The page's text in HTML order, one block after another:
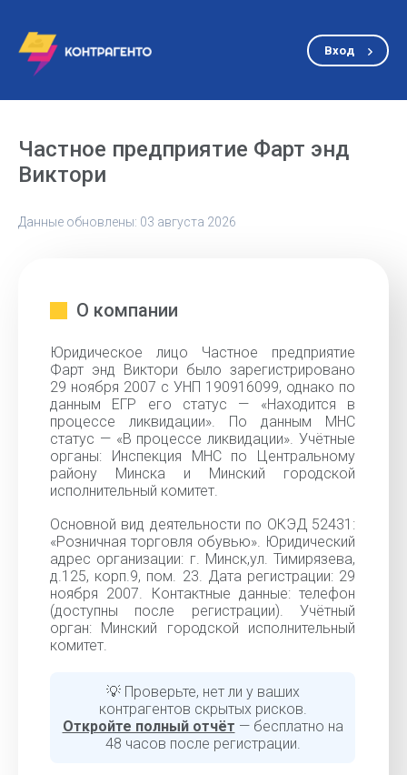
Вход
Частное предприятие Фарт энд
Виктори
Данные обновлены: 03 августа 2026
О компании
Юридическое лицо Частное предприятие
Фарт энд Виктори было зарегистрировано
29 ноября 2007 с УНП 190916099, однако по
данным ЕГР его статус — «Находится в
процессе ликвидации». По данным МНС
статус — «В процессе ликвидации». Учётные
органы: Инспекция МНС по Центральному
району Минска и Минский городской
исполнительный комитет.
Основной вид деятельности по ОКЭД 52431:
«Розничная торговля обувью». Юридический
адрес организации: г. Минск,ул. Тимирязева,
д.125, корп.9, пом. 23. Дата регистрации: 29
ноября 2007. Контактные данные: телефон
(доступны после регистрации). Учётный
орган: Минский городской исполнительный
комитет.
💡 Проверьте, нет ли у ваших
контрагентов скрытых рисков.
Откройте полный отчёт — бесплатно на
48 часов после регистрации.